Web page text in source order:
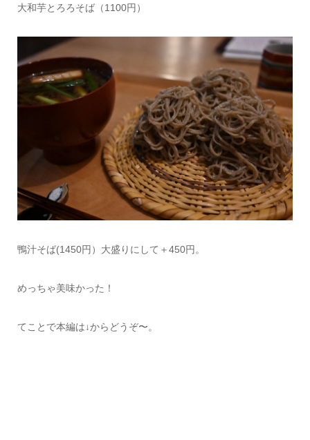
大和芋とろろそば（1100円）
鴨汁そば(1450円）大盛りにして＋450円。
めっちゃ美味かった！
てことで本編は↓からどうぞ〜。